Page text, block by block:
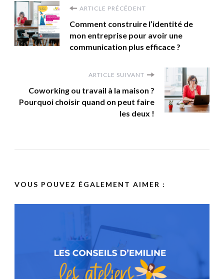
Navigation
d'article
ARTICLE PRÉCÉDENT
Comment construire l’identité de
mon entreprise pour avoir une
communication plus efficace ?
ARTICLE SUIVANT
Coworking ou travail à la maison ?
Pourquoi choisir quand on peut faire
les deux !
VOUS POUVEZ ÉGALEMENT AIMER :